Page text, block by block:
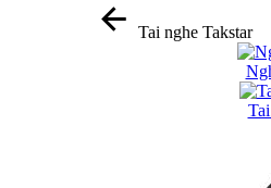
Tai nghe Takstar